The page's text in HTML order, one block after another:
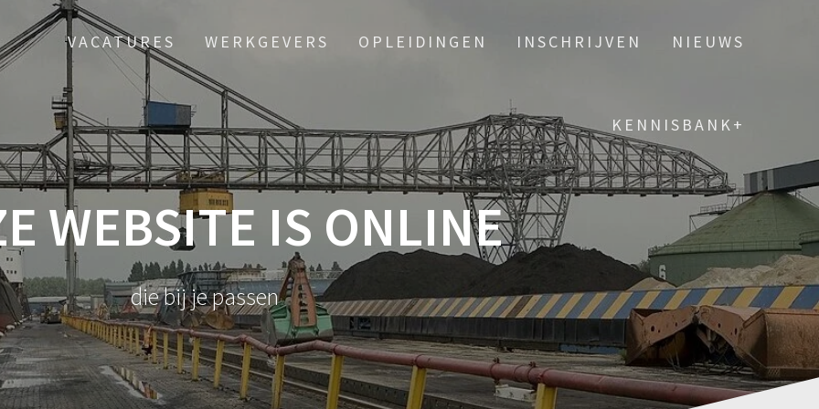
VACATURES WERKGEVERS OPLEIDINGEN INSCHRIJVEN NIEUWS
KENNISBANK+
WEBSITE IS ONLINE
die bij je passen